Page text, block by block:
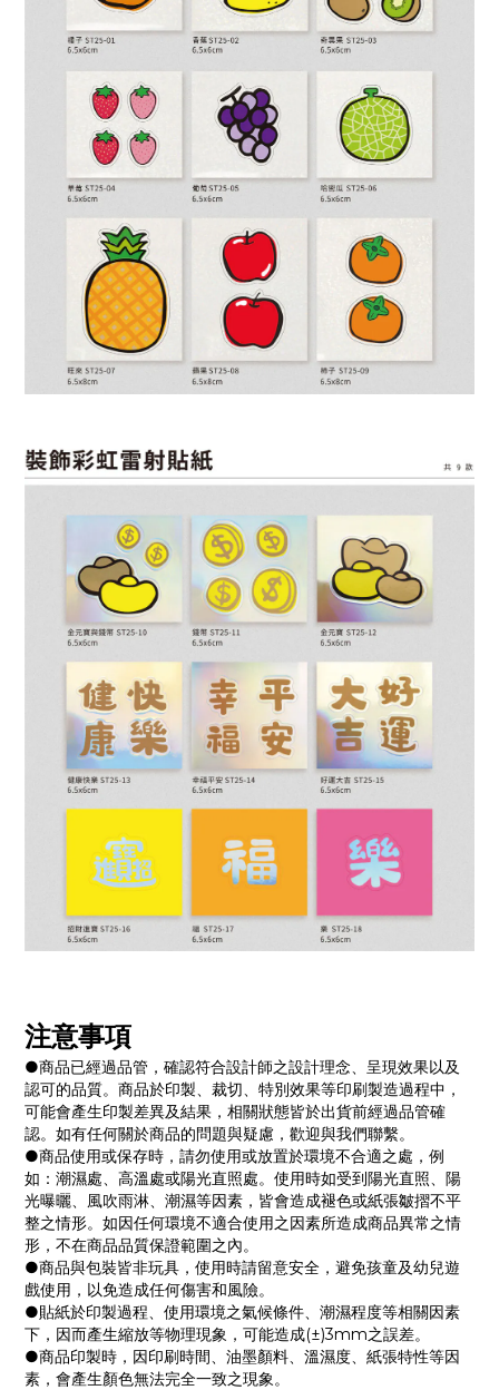
注意事項
●商品已經過品管，確認符合設計師之設計理念、呈現效果以及
認可的品質。商品於印製、裁切、特別效果等印刷製造過程中，
可能會產生印製差異及結果，相關狀態皆於出貨前經過品管確
認。如有任何關於商品的問題與疑慮，歡迎與我們聯繫。
●商品使用或保存時，請勿使用或放置於環境不合適之處，例
如：潮濕處、高溫處或陽光直照處。使用時如受到陽光直照、陽
光曝曬、風吹雨淋、潮濕等因素，皆會造成褪色或紙張皺摺不平
整之情形。如因任何環境不適合使用之因素所造成商品異常之情
形，不在商品品質保證範圍之內。
●商品與包裝皆非玩具，使用時請留意安全，避免孩童及幼兒遊
戲使用，以免造成任何傷害和風險。
●貼紙於印製過程、使用環境之氣候條件、潮濕程度等相關因素
下，因而產生縮放等物理現象，可能造成(±)3mm之誤差。
●商品印製時，因印刷時間、油墨顏料、溫濕度、紙張特性等因
素，會產生顏色無法完全一致之現象。